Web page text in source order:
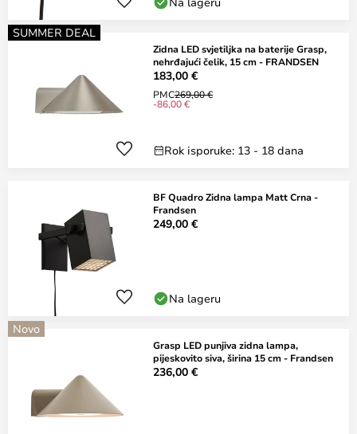
SUMMER DEAL
Zidna LED svjetiljka na baterije Grasp,
nehrđajući čelik, 15 cm - FRANDSEN
183,00 €
PMC269,00 €
-86,00 €
Rok isporuke: 13 - 18 dana
BF Quadro Zidna lampa Matt Crna -
Frandsen
249,00 €
Na lageru
Novo
Grasp LED punjiva zidna lampa,
pijeskovito siva, širina 15 cm - Frandsen
236,00 €